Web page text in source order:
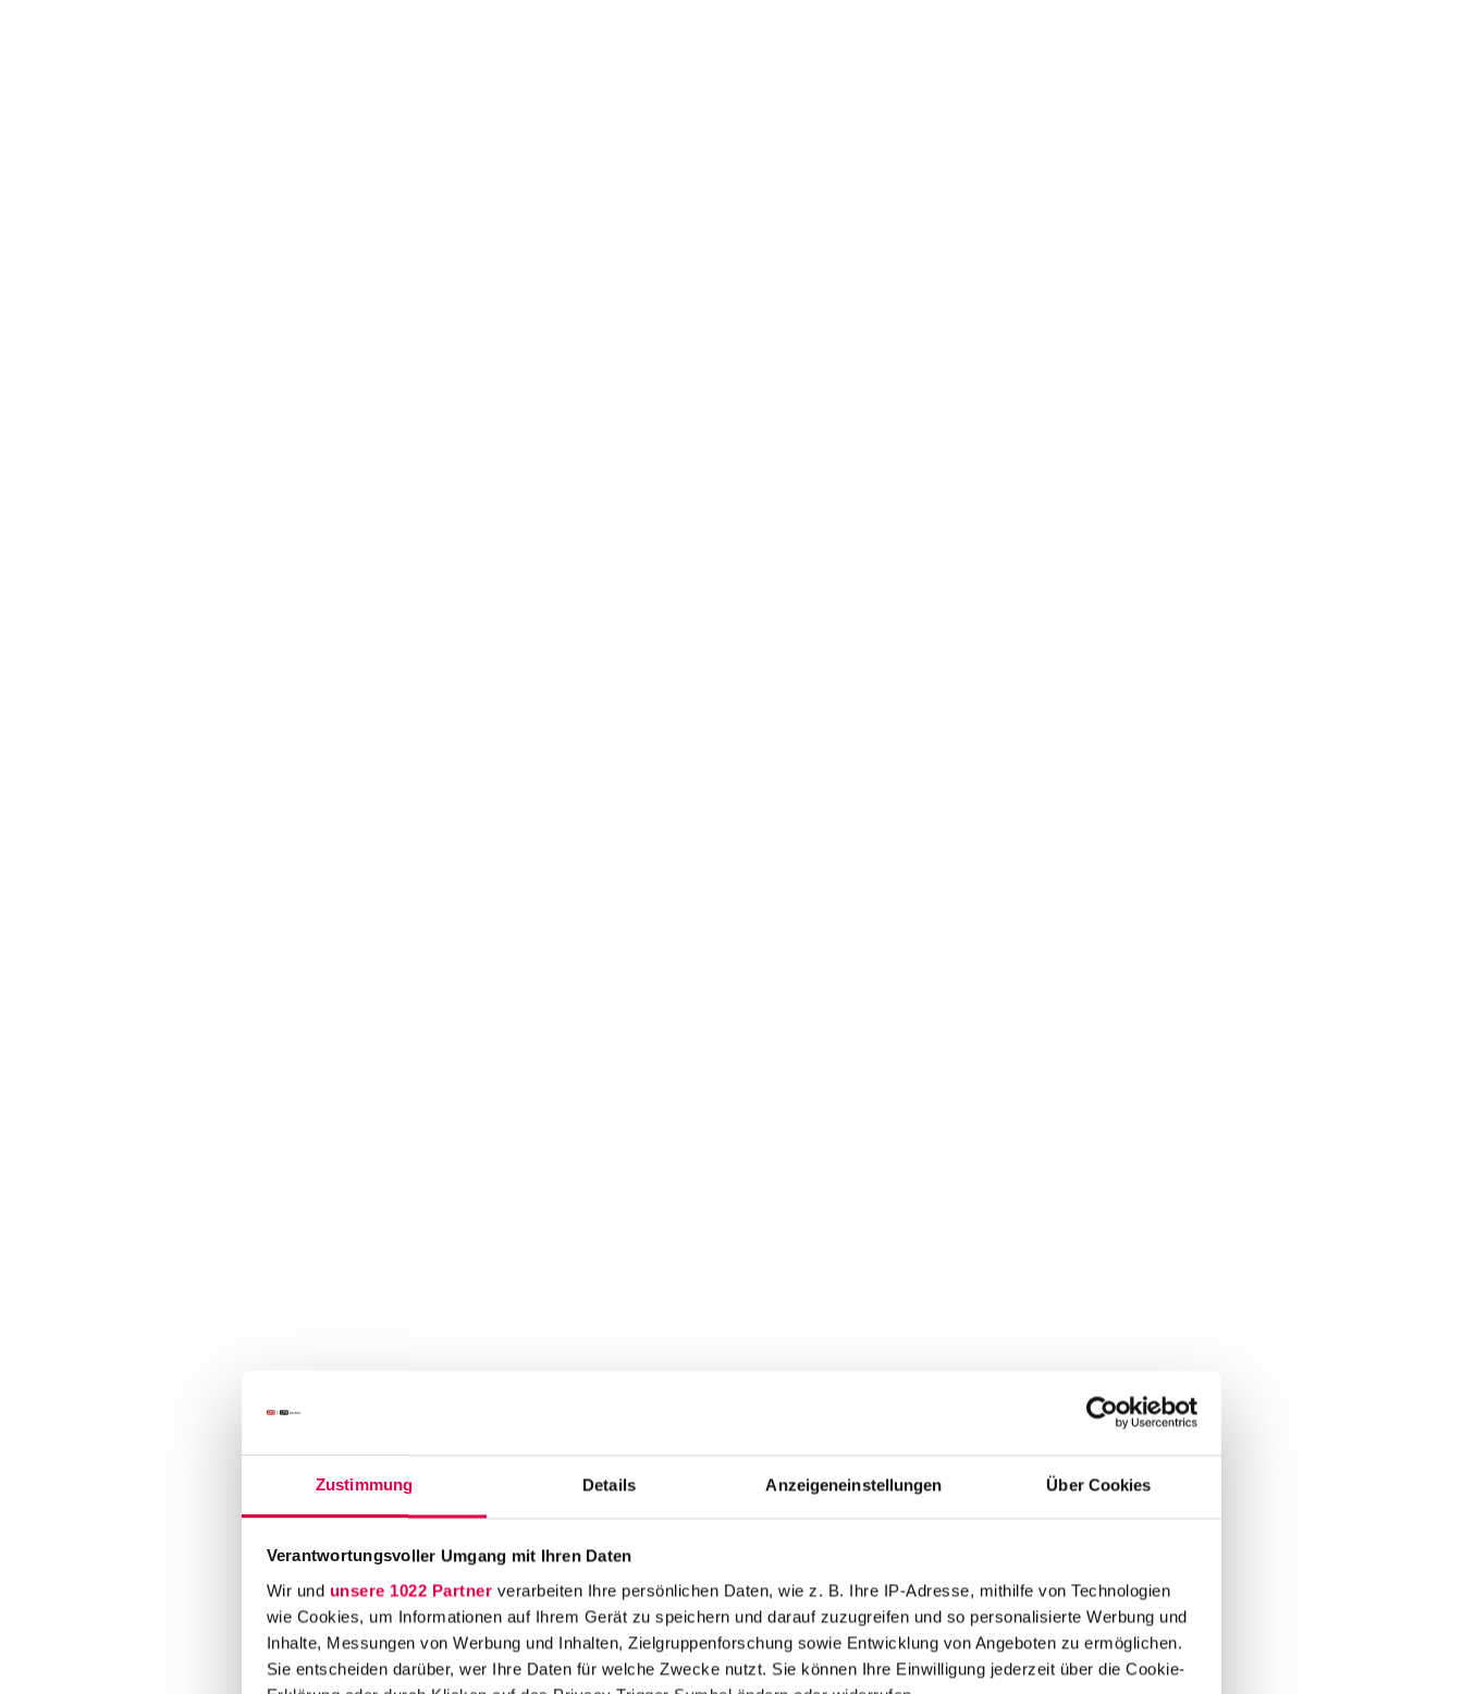
Zustimmung Details Anzeigeneinstellungen Über Cookies
Verantwortungsvoller Umgang mit Ihren Daten
Wir und unsere 1022 Partner verarbeiten Ihre persönlichen Daten, wie z. B. Ihre IP-Adresse, mithilfe von Technologien
wie Cookies, um Informationen auf Ihrem Gerät zu speichern und darauf zuzugreifen und so personalisierte Werbung und
Inhalte, Messungen von Werbung und Inhalten, Zielgruppenforschung sowie Entwicklung von Angeboten zu ermöglichen.
Sie entscheiden darüber, wer Ihre Daten für welche Zwecke nutzt. Sie können Ihre Einwilligung jederzeit über die Cookie-